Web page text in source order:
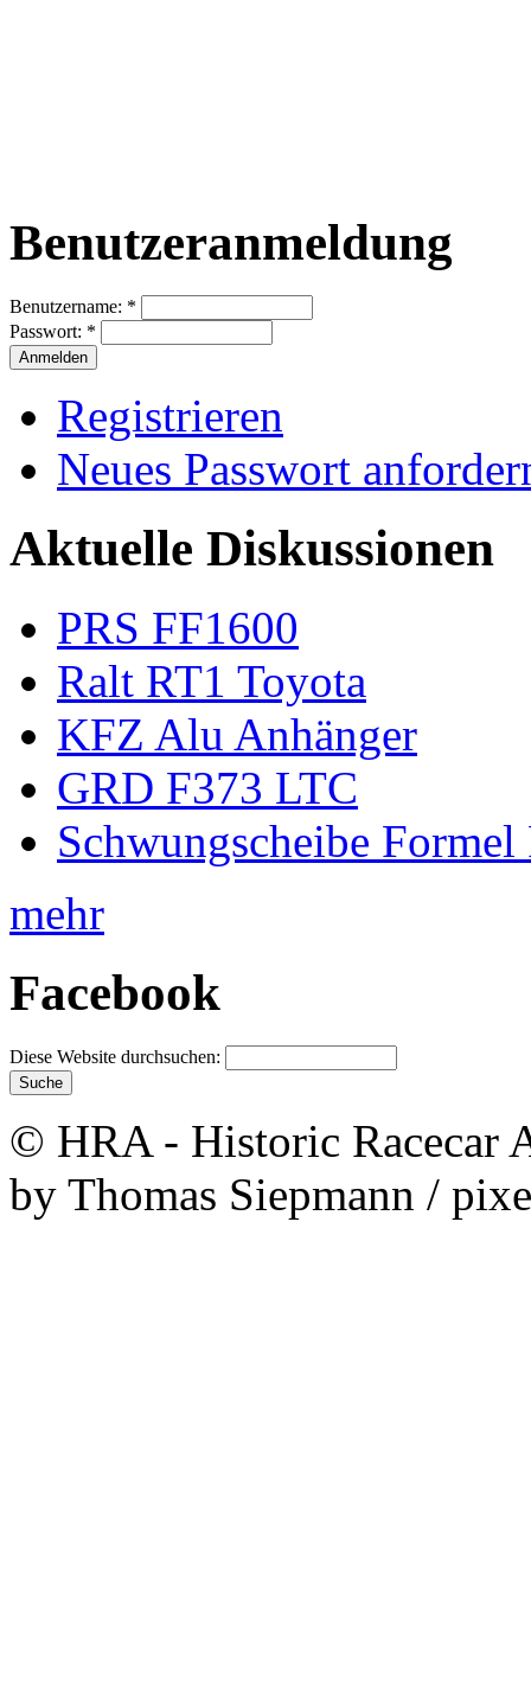
Benutzeranmeldung
Benutzername: *
Passwort: *
Registrieren
Neues Passwort
Aktuelle Diskussionen
PRS FF1600
Ralt RT1 Toyota
KFZ Alu Anhänger
GRD F373 LTC
Schwungscheibe Formel
mehr
Facebook
Diese Website durchsuchen:
© HRA - Historic Racecar
by Thomas Siepmann /